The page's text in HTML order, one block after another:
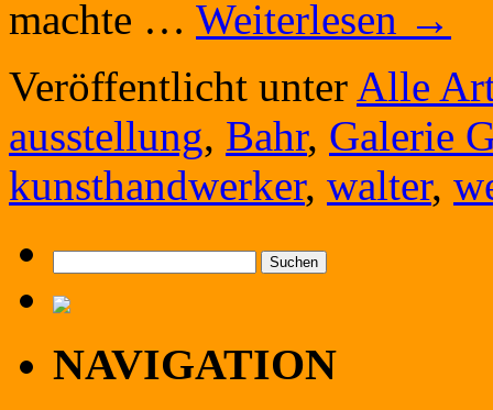
machte … Weiterlesen →
Veröffentlicht unter Alle
ausstellung, Bahr, Galerie
kunsthandwerker, walter,
nach:
NAVIGATION